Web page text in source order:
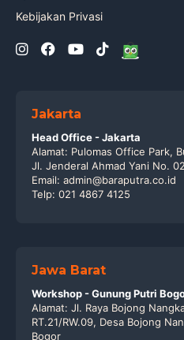
Kebijakan Privasi
Jakarta
Head Office - Jakarta
Alamat: Pulomas Office Park,
Jl. Jenderal Ahmad Yani No.
Email: admin@baraputra.co.id
Telp: 021 4867 4125
Jawa Barat
Workshop - Gunung Putri
Alamat: Jl. Raya Bojong
RT.21/RW.09, Desa Bojong
Bogor